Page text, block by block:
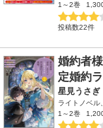
1～2巻
投稿数22件
婚約者
定婚約
星見うさぎ
ライトノベル
1～2巻